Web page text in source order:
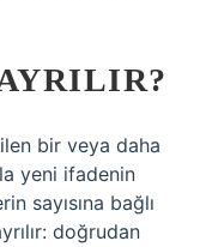
bir veya daha
yeni ifadenin
sayısına bağlı
doğrudan